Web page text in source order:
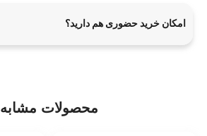
امکان خرید حضوری هم دارید؟
محصولات مشابه